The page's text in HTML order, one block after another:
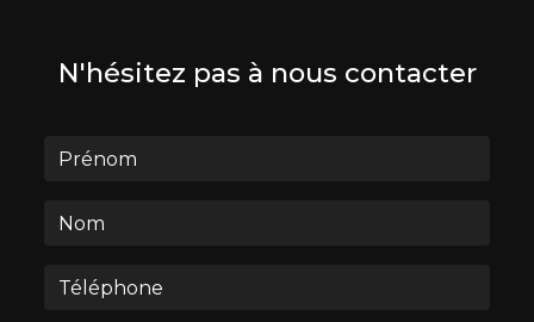
N'hésitez pas à nous contacter